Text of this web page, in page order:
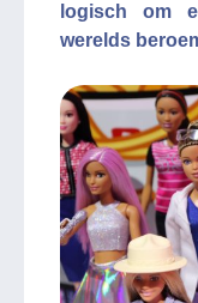
logisch om
werelds